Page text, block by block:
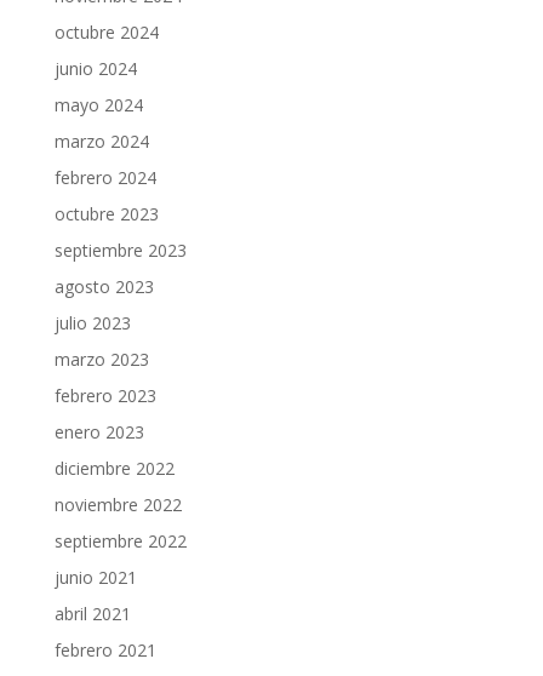
octubre 2024
junio 2024
mayo 2024
marzo 2024
febrero 2024
octubre 2023
septiembre 2023
agosto 2023
julio 2023
marzo 2023
febrero 2023
enero 2023
diciembre 2022
noviembre 2022
septiembre 2022
junio 2021
abril 2021
febrero 2021